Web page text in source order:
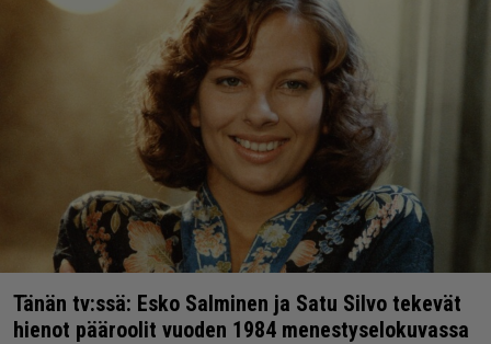
Tänän tv:ssä: Esko Salminen ja Satu Silvo tekevät
hienot pääroolit vuoden 1984 menestyselokuvassa